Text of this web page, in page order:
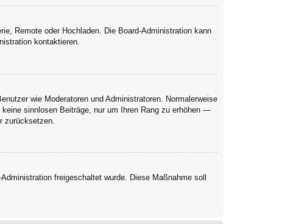
Remote oder Hochladen. Die Board-Administration kann
kontaktieren.
wie Moderatoren und Administratoren. Normalerweise
sinnlosen Beiträge, nur um Ihren Rang zu erhöhen —
zurücksetzen.
freigeschaltet wurde. Diese Maßnahme soll